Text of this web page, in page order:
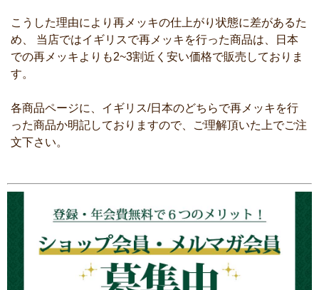
こうした理由により再メッキの仕上がり状態に差があるた
め、 当店ではイギリスで再メッキを行った商品は、日本
での再メッキよりも2~3割近く安い価格で販売しておりま
す。
各商品ページに、イギリス/日本のどちらで再メッキを行
った商品か明記しておりますので、ご理解頂いた上でご注
文下さい。